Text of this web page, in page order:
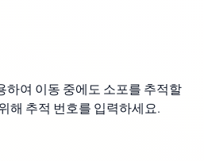
하여 이동 중에도 소포를 추적할
해 추적 번호를 입력하세요.